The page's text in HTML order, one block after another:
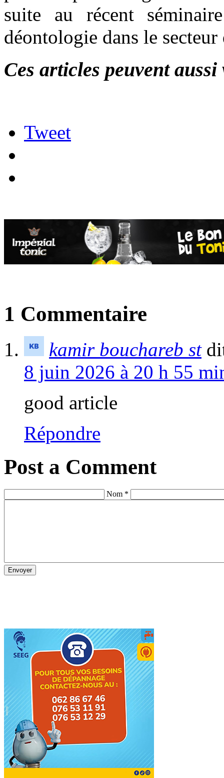
suite au récent
déontologie dans le secteur
Ces articles peuvent
Tweet
1 Commentaire
kamir bouchareb st
8 juin 2026 à 20 h 55
good article
Répondre
Post a Comment
Nom *